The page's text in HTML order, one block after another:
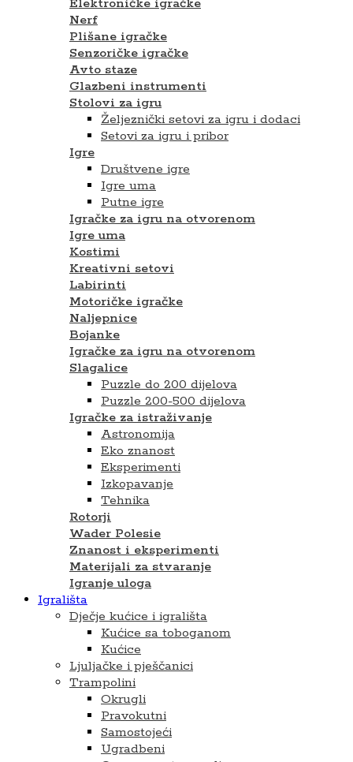
Elektroničke igračke
Nerf
Plišane igračke
Senzoričke igračke
Avto staze
Glazbeni instrumenti
Stolovi za igru
Željeznički setovi za igru i dodaci
Setovi za igru ​​i pribor
Igre
Društvene igre
Igre uma
Putne igre
Igračke za igru na otvorenom
Igre uma
Kostimi
Kreativni setovi
Labirinti
Motoričke igračke
Naljepnice
Bojanke
Igračke za igru na otvorenom
Slagalice
Puzzle do 200 dijelova
Puzzle 200-500 dijelova
Igračke za istraživanje
Astronomija
Eko znanost
Eksperimenti
Izkopavanje
Tehnika
Rotorji
Wader Polesie
Znanost i eksperimenti
Materijali za stvaranje
Igranje uloga
Igrališta
Dječje kućice i igrališta
Kućice sa toboganom
Kućice
Ljuljačke i pješčanici
Trampolini
Okrugli
Pravokutni
Samostojeći
Ugradbeni